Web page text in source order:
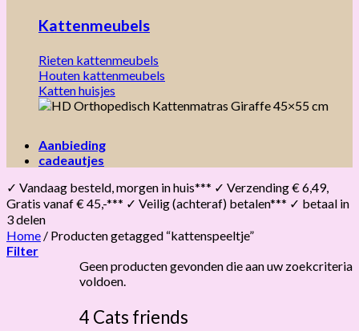
Kattenmeubels
Rieten kattenmeubels
Houten kattenmeubels
Katten huisjes
Aanbieding
cadeautjes
✓ Vandaag besteld, morgen in huis*** ✓ Verzending € 6,49,
Gratis vanaf € 45,-*** ✓ Veilig (achteraf) betalen*** ✓ betaal in
3 delen
Home / Producten getagged “kattenspeeltje”
Filter
Geen producten gevonden die aan uw zoekcriteria
voldoen.
4 Cats friends